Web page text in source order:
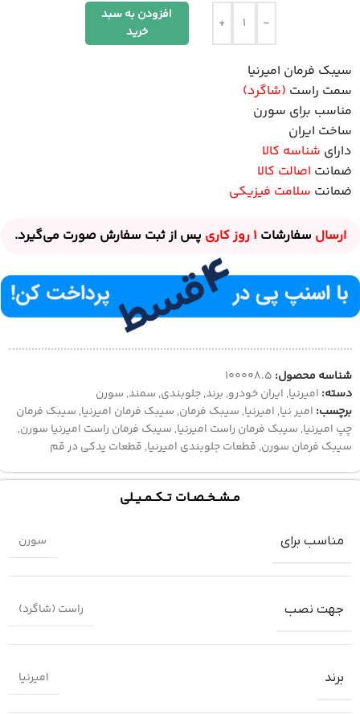
-
+
افزودن به سبد
خرید
سیبک فرمان امیرنیا
سمت راست (شاگرد)
مناسب برای سورن
ساخت ایران
دارای شناسه کالا
ضمانت اصالت کالا
ضمانت سلامت فیزیکی
ارسال سفارشات 1 روز کاری پس از ثبت سفارش صورت می‌گیرد.
شناسه محصول: 100008.5
دسته: امیرنیا, ایران خودرو, برند,جلوبندی, سمند, سورن
برچسب: امیر نیا, امیرنیا, سیبک فرمان, سیبک فرمان امیرنیا, سیبک فرمان
چپ امیرنیا, سیبک فرمان راست امیرنیا, سیبک فرمان راست امیرنیا سورن,
سیبک فرمان سورن, قطعات جلوبندی امیرنیا, قطعات یدکی در قم
مــشــخــصــات تــکــمــیــلی
مناسب برای سورن
جهت نصب راست (شاگرد)
برند امیرنیا